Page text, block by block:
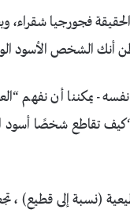
فجورجيا
أنك الشخص الأسود
يمكننا أن نفهم
تقاطع شخصًا أسود
(نسبة إلى قطيع)